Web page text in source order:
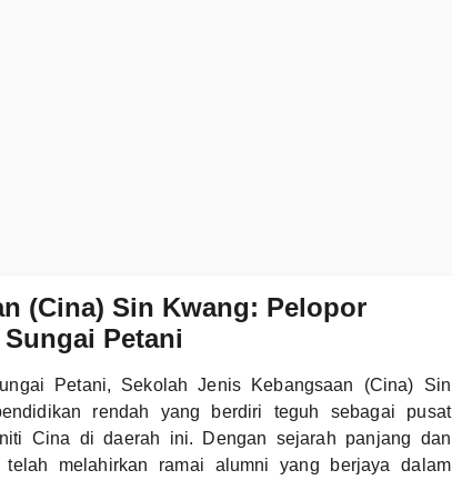
(Cina) Sin Kwang: Pelopor
Petani
Petani, Sekolah Jenis Kebangsaan (Cina) Sin
rendah yang berdiri teguh sebagai pusat
Cina di daerah ini. Dengan sejarah panjang dan
melahirkan ramai alumni yang berjaya dalam